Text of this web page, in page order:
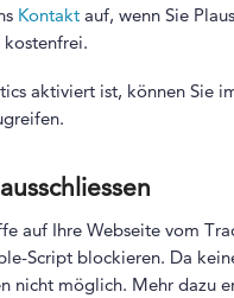
Kontaktauf, wenn Sie
aktiviert ist, können Sie
auf Ihre Webseite vom
Script blockieren. Da
nicht möglich. Mehr dazu